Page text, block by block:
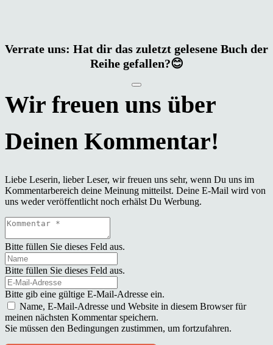
Verrate uns: Hat dir das zuletzt gelesene Buch der
Reihe gefallen?😊
Liebe Leserin, lieber Leser, wir freuen uns sehr, wenn Du uns im
Kommentarbereich deine Meinung mitteilst. Deine E-Mail wird von
uns weder veröffentlicht noch erhälst Du Werbung.
Bitte füllen Sie dieses Feld aus.
Bitte füllen Sie dieses Feld aus.
Bitte gib eine gültige E-Mail-Adresse ein.
Name, E-Mail-Adresse und Website in diesem Browser für
meinen nächsten Kommentar speichern.
Sie müssen den Bedingungen zustimmen, um fortzufahren.